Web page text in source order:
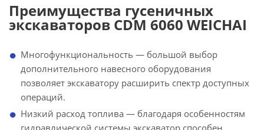
Преимущества гусеничных
экскаваторов CDM 6060 WEICHAI
Многофункциональность — большой выбор
дополнительного навесного оборудования
позволяет экскаватору расширить спектр доступных
операций.
Низкий расход топлива — благодаря особенностям
гидравлической системы экскаватор способен